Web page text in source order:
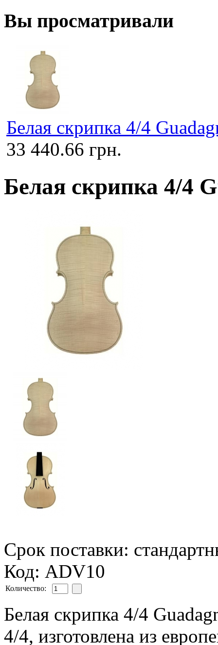
Вы просматривали
Белая скрипка 4/4
33 440.66 грн.
Белая скрипка 4/4
Срок поставки:
Код: ADV10
Количество:
Белая скрипка 4/4
4/4, изготовлена из